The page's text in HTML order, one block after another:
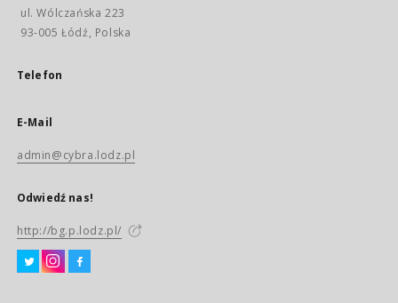
ul. Wólczańska 223
93-005 Łódź, Polska
Telefon
E-Mail
admin@cybra.lodz.pl
Odwiedź nas!
http://bg.p.lodz.pl/